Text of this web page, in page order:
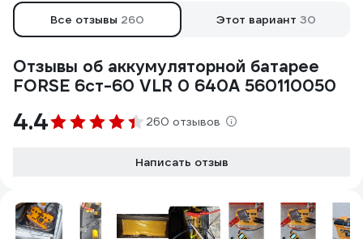
Все отзывы 260 Этот вариант 30
Отзывы об аккумуляторной батарее
FORSE 6ст-60 VLR 0 640A 560110050
4.4 260 отзывов
Написать отзыв